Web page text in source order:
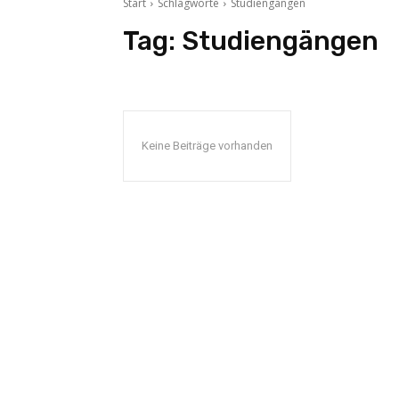
Start Schlagworte Studiengängen
Tag: Studiengängen
Keine Beiträge vorhanden